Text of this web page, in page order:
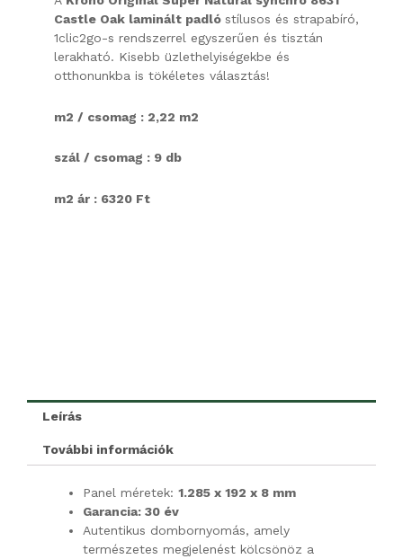
Castle Oak laminált padló stílusos és strapabíró,
1clic2go-s rendszerrel egyszerűen és tisztán
lerakható. Kisebb üzlethelyiségekbe és
otthonunkba is tökéletes választás!
m2 / csomag : 2,22 m2
szál / csomag : 9 db
m2 ár : 6320 Ft
Leírás
További információk
Panel méretek: 1.285 x 192 x 8 mm
Garancia: 30 év
Autentikus dombornyomás, amely
természetes megjelenést kölcsönöz a